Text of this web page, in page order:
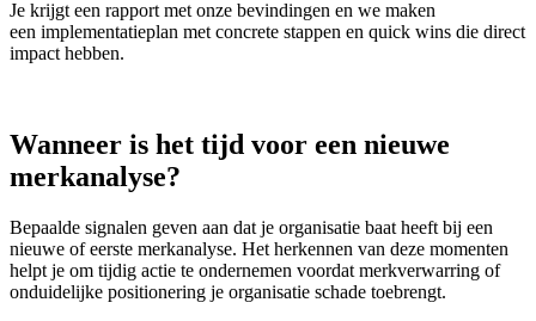
Je krijgt een rapport met onze bevindingen en we maken
een implementatieplan met concrete stappen en quick wins die direct
impact hebben.
Wanneer is het tijd voor een nieuwe
merkanalyse?
Bepaalde signalen geven aan dat je organisatie baat heeft bij een
nieuwe of eerste merkanalyse. Het herkennen van deze momenten
helpt je om tijdig actie te ondernemen voordat merkverwarring of
onduidelijke positionering je organisatie schade toebrengt.